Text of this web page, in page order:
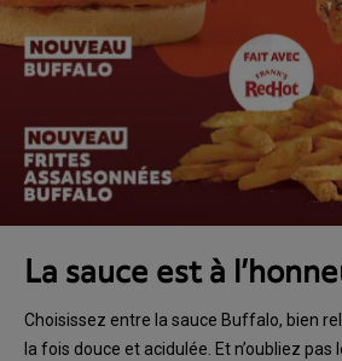
La sauce est à
Choisissez entre la sauce Buffalo, bien
la fois douce et acidulée. Et n’oubliez pas